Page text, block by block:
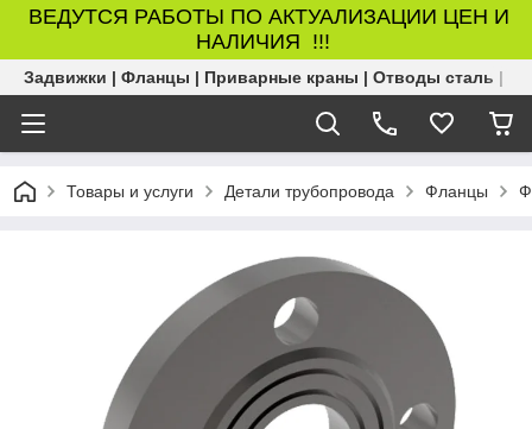
ВЕДУТСЯ РАБОТЫ ПО АКТУАЛИЗАЦИИ ЦЕН И
НАЛИЧИЯ !!!
Задвижки | Фланцы | Приварные краны | Отводы сталь |
Товары и услуги Детали трубопровода Фланцы